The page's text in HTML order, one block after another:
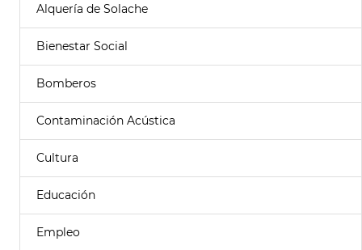
Alquería de Solache
Bienestar Social
Bomberos
Contaminación Acústica
Cultura
Educación
Empleo